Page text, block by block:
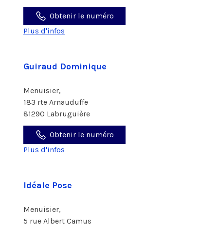
Obtenir le numéro
Plus d'infos
Guiraud Dominique
Menuisier,
183 rte Arnauduffe
81290 Labruguière
Obtenir le numéro
Plus d'infos
Idéale Pose
Menuisier,
5 rue Albert Camus